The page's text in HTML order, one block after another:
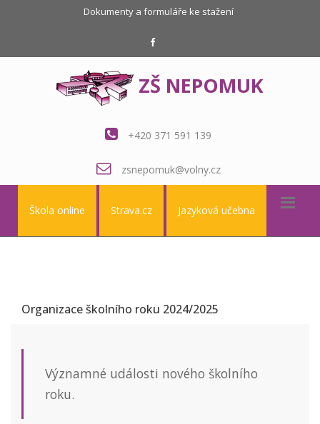
Dokumenty a formuláře ke stažení
ZŠ NEPOMUK
+420 371 591 139
zsnepomuk@volny.cz
Škola online Strava.cz Jazyková učebna
Organizace školního roku 2024/2025
Významné události nového školního
roku.